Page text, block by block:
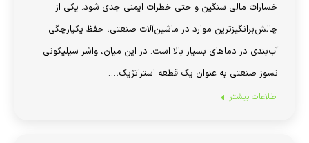
خسارات مالی سنگین و حتی خطرات ایمنی جدی شود. یکی از
چالش‌برانگیزترین موارد در ماشین‌آلات صنعتی، حفظ یکپارچگی
آب‌بندی در دماهای بسیار بالا است. در این میان، واشر سیلیکونی
نسوز صنعتی به عنوان یک قطعه استراتژیک،…
اطلاعات بیشتر